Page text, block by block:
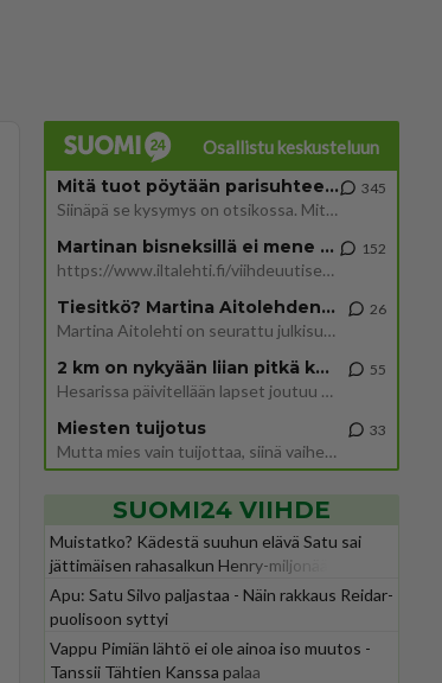
Osallistu keskusteluun
Mitä tuot pöytään parisuhteessa?
Siinäpä se kysymys on otsikossa. Mitäpä siis tuot/toisit pöytään parisuhteessa? Oletko mies vai nainen? Koetko sen mitä
345
Martinan bisneksillä ei mene hyvin
https://www.iltalehti.fi/viihdeuutiset/a/c46da6ab-340f-4790-aaa7-0865eed2336 Yrityksen konkurssihakemus on tullut kärä
152
Tiesitkö? Martina Aitolehden isäpuoli on tämä suosittu laulaja
Martina Aitolehti on seurattu julkisuuden henkilö. Lähipiiriin mahtuu muitakin tunnettuja henkilöitä. Tiesitkö, että Ma
26
2 km on nykyään liian pitkä koulumatka
Hesarissa päivitellään lapset joutuu nyt kulkemaan 2 km kouluun jösses. Ruostefillarilla tuo matka menee vaikka miten äk
55
Miesten tuijotus
Mutta mies vain tuijottaa, siinä vaiheessa käännän itse pään pois. Mikä juttu? Yleensä jos joku tuijottaa tai katsoo, hä
33
SUOMI24 VIIHDE
Muistatko? Kädestä suuhun elävä Satu sai
jättimäisen rahasalkun Henry-miljonääriltä
Apu: Satu Silvo paljastaa - Näin rakkaus Reidar-
puolisoon syttyi
Vappu Pimiän lähtö ei ole ainoa iso muutos -
Tanssii Tähtien Kanssa palaa